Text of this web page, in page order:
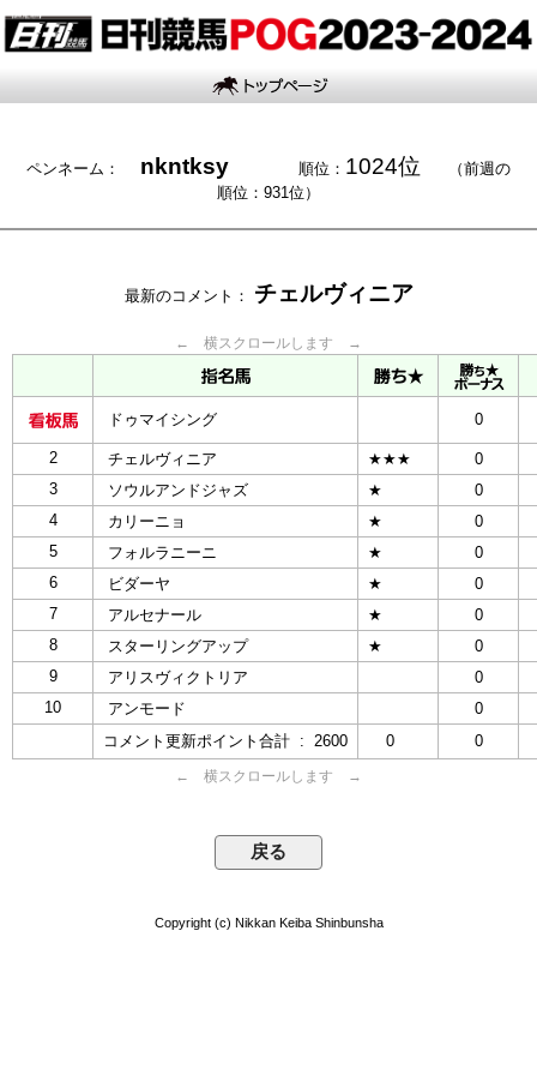
ペンネーム： nkntksy 順位： 1024位
（前週の
順位：931位）
最新のコメント： チェルヴィニア
← 横スクロールします →
ドゥマイシング 0
2 チェルヴィニア ★★★
0
3
ソウルアンドジャズ ★
0
4
カリーニョ ★
0
5
フォルラニーニ ★
0
6
ビダーヤ ★
0
7
アルセナール ★
0
8
スターリングアップ ★
0
9
アリスヴィクトリア
0
10
アンモード
0
コメント更新ポイント合計 : 2600
0 0
← 横スクロールします →
Copyright (c) Nikkan Keiba Shinbunsha